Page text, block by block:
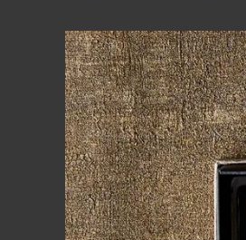
ログイン 新規会員登
カテゴリー
限定商品